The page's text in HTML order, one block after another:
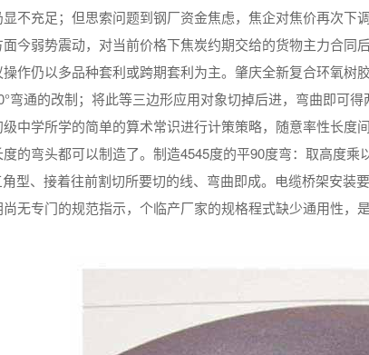
不充足；但思索问题到钢厂资金焦虑，焦企对焦价再次下
今弱势震动，对当前价格下焦炭约期交给的货物主力合同
作仍以多品种套利或跨期套利为主。肇庆全新复合环氧树
弯通的改制；将此等三边形应用对象切掉后进，弯曲即可得
级中学所学的简单的算术常识进行计策策略，随意率性长
的弯头都可以制造了。制造4545度的平90度弯：取高度
型、接着往前割切所要切的线、弯曲即成。电缆桥架安装
无专门的规范指示，个临产厂家的规格程式缺少通用性，